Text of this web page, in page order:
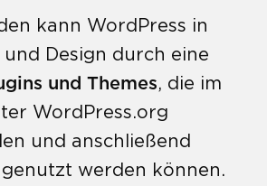
kann WordPress in
Design durch eine
und Themes, die im
WordPress.org
und anschließend
werden können.